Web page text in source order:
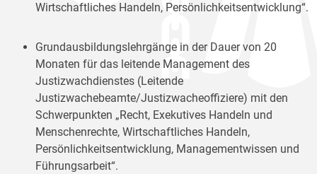
Wirtschaftliches Handeln, Persönlichkeitsentwicklung“.
Grundausbildungslehrgänge in der Dauer von 20
Monaten für das leitende Management des
Justizwachdienstes (Leitende
Justizwachebeamte/Justizwacheoffiziere) mit den
Schwerpunkten „Recht, Exekutives Handeln und
Menschenrechte, Wirtschaftliches Handeln,
Persönlichkeitsentwicklung, Managementwissen und
Führungsarbeit“.